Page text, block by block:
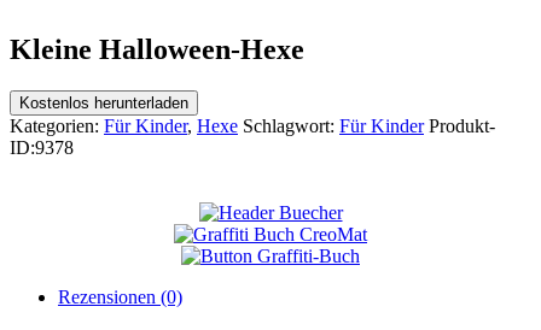
Kleine Halloween-Hexe
Kostenlos herunterladen
Kategorien: Für Kinder, Hexe Schlagwort: Für Kinder Produkt-
ID:9378
Rezensionen (0)